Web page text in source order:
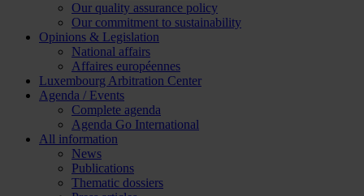
Our quality assurance policy
Our commitment to sustainability
Opinions & Legislation
National affairs
Affaires européennes
Luxembourg Arbitration Center
Agenda / Events
Complete agenda
Agenda Go International
All information
News
Publications
Thematic dossiers